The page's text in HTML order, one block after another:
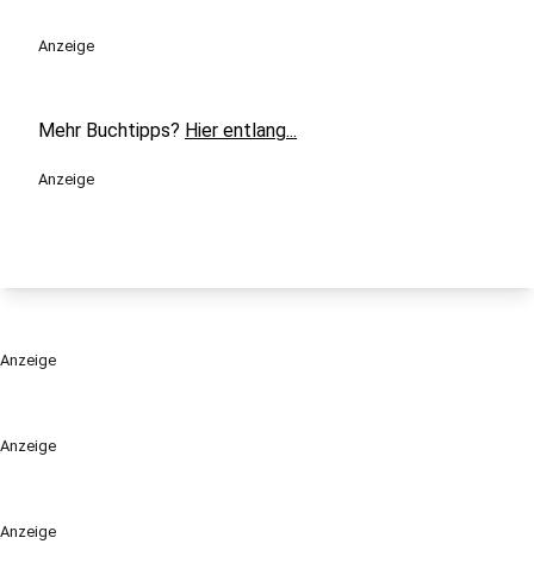
Anzeige
Anzeige
Anzeige
Mehr Buchtipps? Hier entlang...
Anzeige
Anzeige